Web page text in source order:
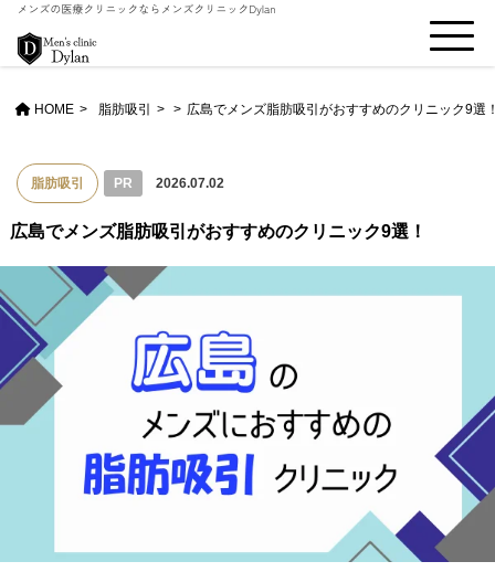
HOME 脂肪吸引 > 広島でメンズ脂肪吸引がおすすめのクリニック9選
脂肪吸引 PR 2026.07.02
広島でメンズ脂肪吸引がおすすめのクリニック9選！